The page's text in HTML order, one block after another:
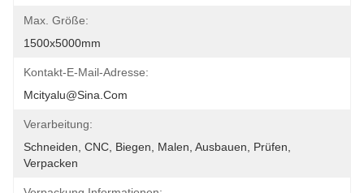
Max. Größe:
1500x5000mm
Kontakt-E-Mail-Adresse:
Mcityalu@sina.com
Verarbeitung:
Schneiden, CNC, Biegen, Malen, Ausbauen, Prüfen,
Verpacken